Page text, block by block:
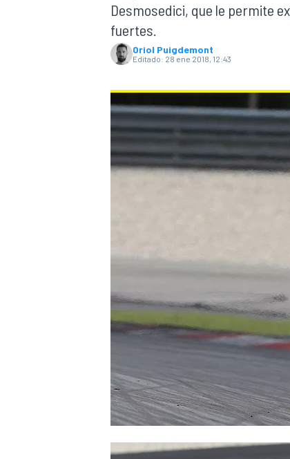
WEC
Desmosedici, que le permite
fuertes.
Oriol Puigdemont
Editado: 28 ene 2018, 12:43